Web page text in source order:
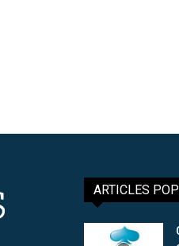
ARTICLES